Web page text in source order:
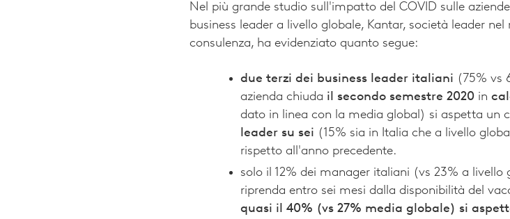
Nel più grande studio sull'impatto del COVID sulle
business leader a livello globale, Kantar, società leader
consulenza, ha evidenziato quanto segue:
due terzi dei business leader italiani (75% vs
azienda chiuda il secondo semestre 2020 in
dato in linea con la media global) si aspetta un
leader su sei (15% sia in Italia che a livello
rispetto all'anno precedente.
solo il 12% dei manager italiani (vs 23% a
riprenda entro sei mesi dalla disponibilità del
quasi il 40% (vs 27% media globale) si